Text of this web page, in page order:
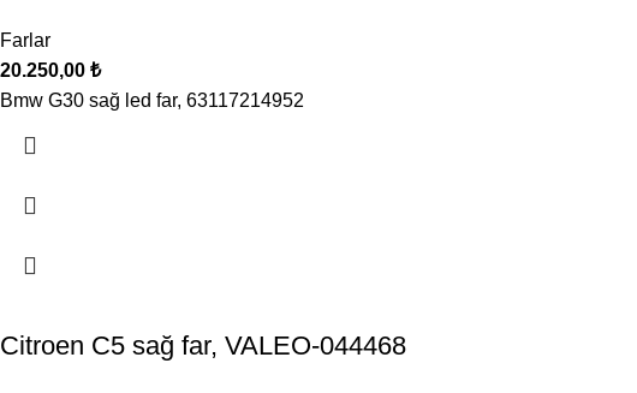
Farlar
20.250,00 ₺
Bmw G30 sağ led far, 63117214952
Citroen C5 sağ far, VALEO-044468